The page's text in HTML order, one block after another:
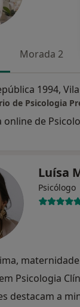
Morada 2
1994,
online de
Luísa
Psicólogo
Psicologia
destacam a